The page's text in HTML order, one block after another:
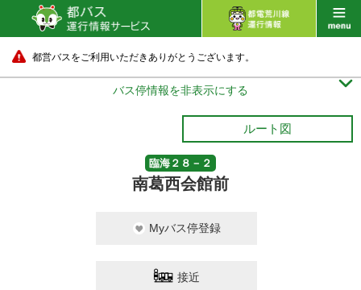
都営バスをご利用いただきありがとうございます。
バス停情報を非表示にする 
ルート図
臨海２８－２
南葛西会館前
Myバス停登録
接近